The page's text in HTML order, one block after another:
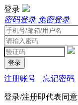
登录
密码登录 免密登录
登录
注册账号 忘记密码
登录/注册即代表同意